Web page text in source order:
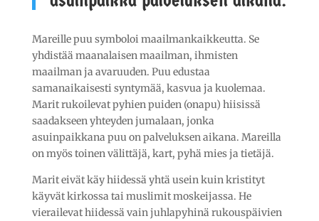
Mareille puu symboloi maailmankaikkeutta. Se
yhdistää maanalaisen maailman, ihmisten
maailman ja avaruuden. Puu edustaa
samanaikaisesti syntymää, kasvua ja kuolemaa.
Marit rukoilevat pyhien puiden (onapu) hiisissä
saadakseen yhteyden jumalaan, jonka
asuinpaikkana puu on palveluksen aikana. Mareilla
on myös toinen välittäjä, kart, pyhä mies ja tietäjä.
Marit eivät käy hiidessä yhtä usein kuin kristityt
käyvät kirkossa tai muslimit moskeijassa. He
vierailevat hiidessä vain juhlapyhinä rukouspäivien